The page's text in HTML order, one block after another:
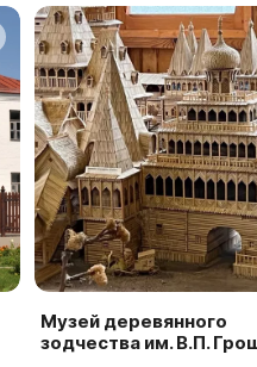
Музей деревянного
зодчества им. В.П.